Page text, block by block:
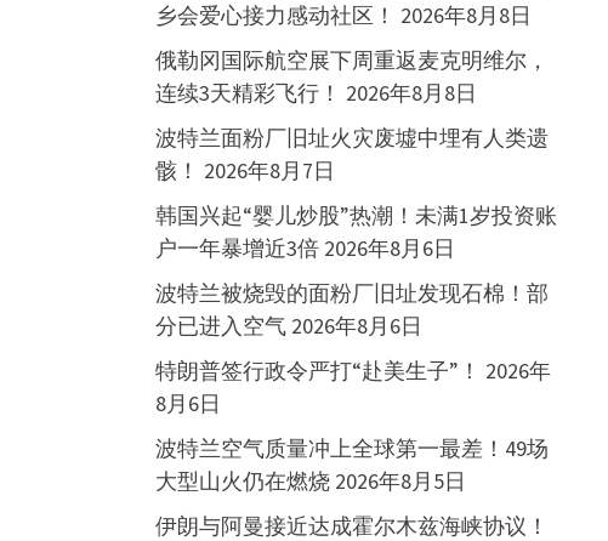
乡会爱心接力感动社区！ 2026年8月8日
俄勒冈国际航空展下周重返麦克明维尔，
连续3天精彩飞行！ 2026年8月8日
波特兰面粉厂旧址火灾废墟中埋有人类遗
骸！ 2026年8月7日
韩国兴起“婴儿炒股”热潮！未满1岁投资账
户一年暴增近3倍 2026年8月6日
波特兰被烧毁的面粉厂旧址发现石棉！部
分已进入空气 2026年8月6日
特朗普签行政令严打“赴美生子”！ 2026年
8月6日
波特兰空气质量冲上全球第一最差！49场
大型山火仍在燃烧 2026年8月5日
伊朗与阿曼接近达成霍尔木兹海峡协议！